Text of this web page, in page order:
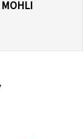
MOHLI